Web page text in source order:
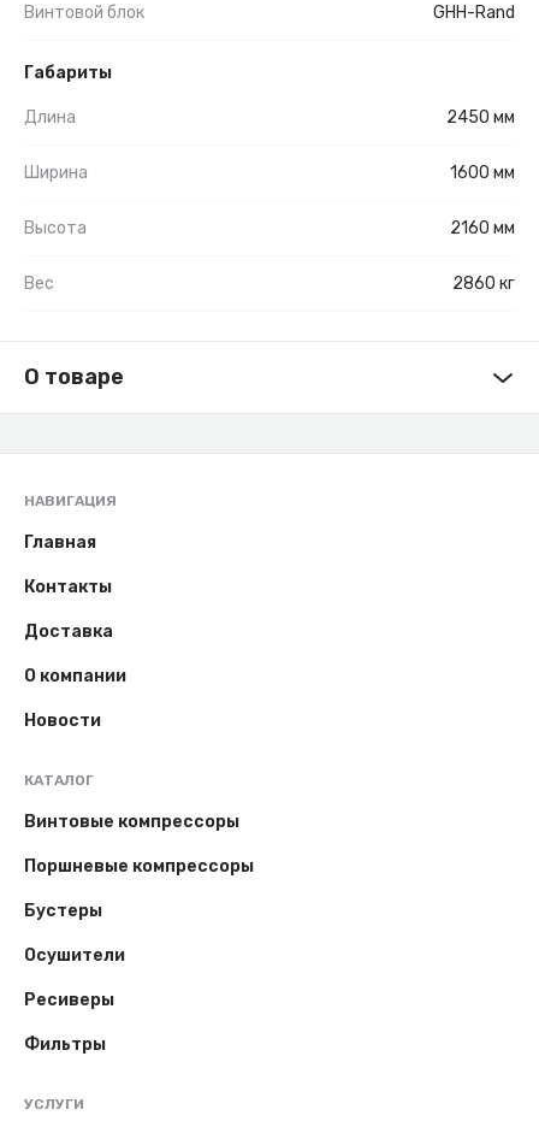
Винтовой блок GHH-Rand
Габариты
Длина 2450 мм
Ширина 1600 мм
Высота 2160 мм
Вес 2860 кг
О товаре
НАВИГАЦИЯ
Главная
Контакты
Доставка
О компании
Новости
КАТАЛОГ
Винтовые компрессоры
Поршневые компрессоры
Бустеры
Осушители
Ресиверы
Фильтры
УСЛУГИ